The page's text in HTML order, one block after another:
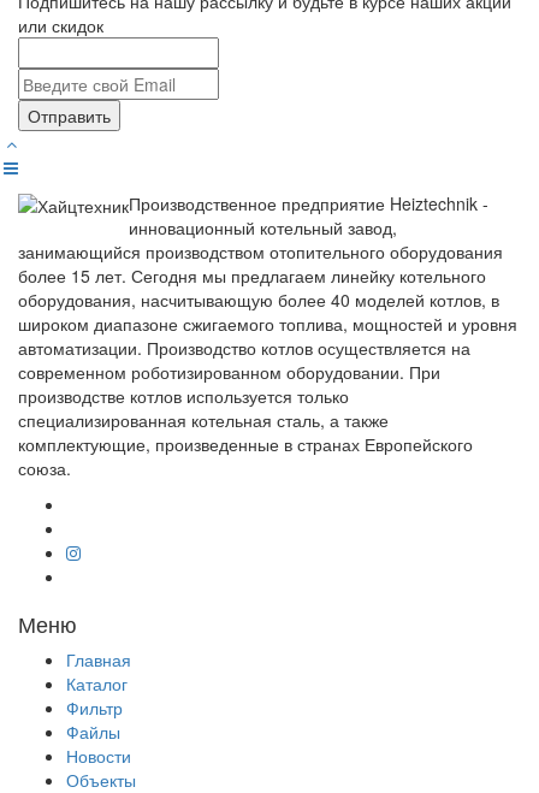
или скидок
Отправить
Производственное предприятие Heiztechnik -
инновационный котельный завод,
занимающийся производством отопительного оборудования
более 15 лет. Сегодня мы предлагаем линейку котельного
оборудования, насчитывающую более 40 моделей котлов, в
широком диапазоне сжигаемого топлива, мощностей и уровня
автоматизации. Производство котлов осуществляется на
современном роботизированном оборудовании. При
производстве котлов используется только
специализированная котельная сталь, а также
комплектующие, произведенные в странах Европейского
союза.
Меню
Главная
Каталог
Фильтр
Файлы
Новости
Объекты